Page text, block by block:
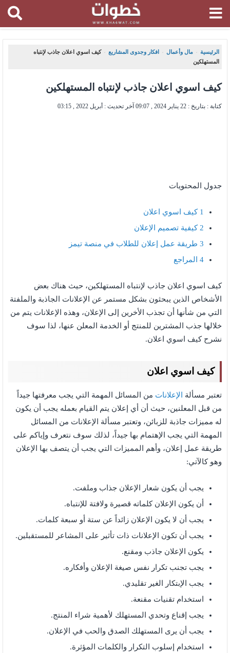
الرئيسية ، مال وأعمال ، افكار وجدوى المشاريع ،
كيف اسوي اعلان جاذب لإنتباه
المستهلكين
كيف اسوي اعلان جاذب لإنتباه المستهلكين
كتابة : بتاريخ : 22 يناير 2024 , 09:07 آخر تحديث : أبريل 2022 , 03:15
جدول المحتويات
1 كيف اسوي اعلان
2 كيفية تصميم الإعلان
3 طريقة عمل إعلان للطلاب في منصة تيمز
4 المراجع
كيف اسوي اعلان جاذب لإنتباه المستهلكين، حيث هناك بعض
الأشخاص الذين يبحثون بشكل مستمر عن الإعلانات الجاذبة والملفتة
التي من شأنها أن تجذب الأخرين إلى الإعلان، وهذه الإعلانات يتم من
خلالها جذب المشترين للمنتج أو الخدمة المعلن عنها، لذا سوف
نشرح كيف اسوي اعلان.
كيف اسوي اعلان
تعتبر مسألة الإعلانات من المسائل المهمة التي يجب معرفتها جيداً
من قبل المعلنين، حيث أن أي إعلان يتم القيام بعمله يجب أن يكون
له مميزات جاذبة للزبائن، وتعتبر مسألة الإعلانات من المسائل
المهمة التي يجب الإهتمام بها جيداً، لذلك سوف نتعرف وإياكم على
طريقة عمل إعلان، وأهم المميزات التي يجب أن يتصف بها الإعلان
وهو كالآتي:
يجب أن يكون شعار الإعلان جذاب وملفت.
أن يكون الإعلان كلماته قصيرة ولافتة للإنتباه.
يجب أن لا يكون الإعلان زائداً عن ستة أو سبعة كلمات.
يجب أن تكون الإعلانات ذات تأثير على المشاعر للمستقبلين.
يكون الإعلان جاذب ومقنع.
يجب تجنب تكرار نفس صيغة الإعلان وأفكاره.
يجب الإبتكار الغير تقليدي.
استخدام تقنيات مقنعة.
يجب إقناع وتحدي المستهلك لأهمية شراء المنتج.
يجب أن يرى المستهلك الصدق والحب في الإعلان.
استخدام إسلوب التكرار والكلمات المؤثرة.